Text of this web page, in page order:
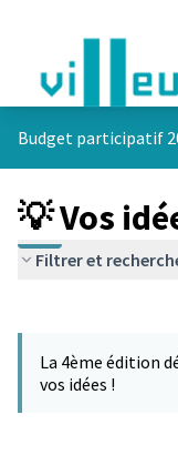
Budget participatif
💡 Vos
Filtrer et
−
La 4ème édition
vos idées !